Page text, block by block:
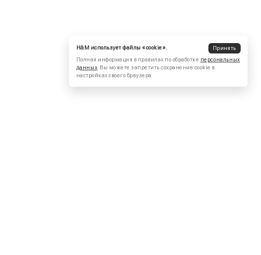
H&M использует файлы «cookie».
Принять
Полная информация в правилах по обработке персональных
данных. Вы можете запретить сохранение cookie в
настройках своего браузера